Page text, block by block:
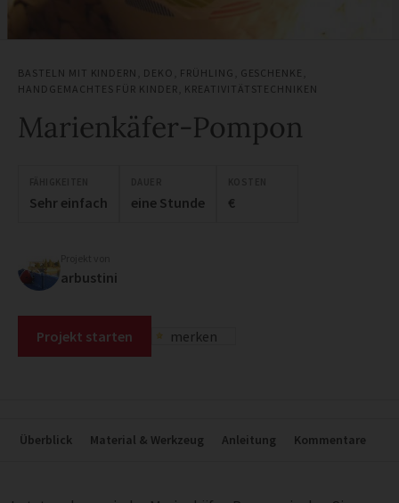
BASTELN MIT KINDERN DEKO FRÜHLING GESCHENKE
HANDGEMACHTES FÜR KINDER KREATIVITÄTSTECHNIKEN
Marienkäfer-Pompon
Sehr einfach eine Stunde €
arbustini
Projekt starten merken
Überblick Material & Werkzeug Anleitung Kommentare